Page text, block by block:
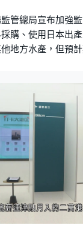
監管總局宣布加強
購、使用日本出
地方水產，但預計
來自日本。但在
產地入貨。水產
下來，幾乎刷掉
換成國產，像我們
用國產別的一些
地、別的國家，像
挪威這些都有。
難以恢復之前的
變了他就感覺這款
單或者換其他品